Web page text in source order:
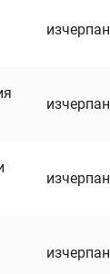
изчерпан
изчерпан
изчерпан
изчерпан